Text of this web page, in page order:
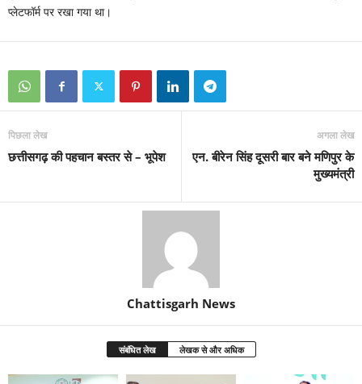
प्लेटफॉर्म पर रखा गया था।
पिछला लेख
छत्तीसगढ़ की पहचान बस्तर से – भूपेश
अगला लेख
एन. बीरेन सिंह दूसरी बार बने मणिपुर के
मुख्यमंत्री
Chattisgarh News
संबंधित लेख लेखक से और अधिक